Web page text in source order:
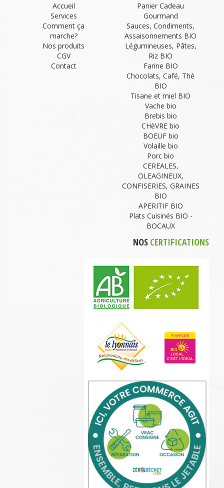
Accueil
Services
Comment ça
marche?
Nos produits
CGV
Contact
Panier Cadeau
Gourmand
Sauces, Condiments,
Assaisonnements BIO
Légumineuses, Pâtes,
Riz BIO
Farine BIO
Chocolats, Café, Thé
BIO
Tisane et miel BIO
Vache bio
Brebis bio
CHèVRE bio
BOEUF bio
Volaille bio
Porc bio
CEREALES,
OLEAGINEUX,
CONFISERIES, GRAINES
BIO
APERITIF BIO
Plats Cuisinés BIO -
BOCAUX
NOS CERTIFICATIONS